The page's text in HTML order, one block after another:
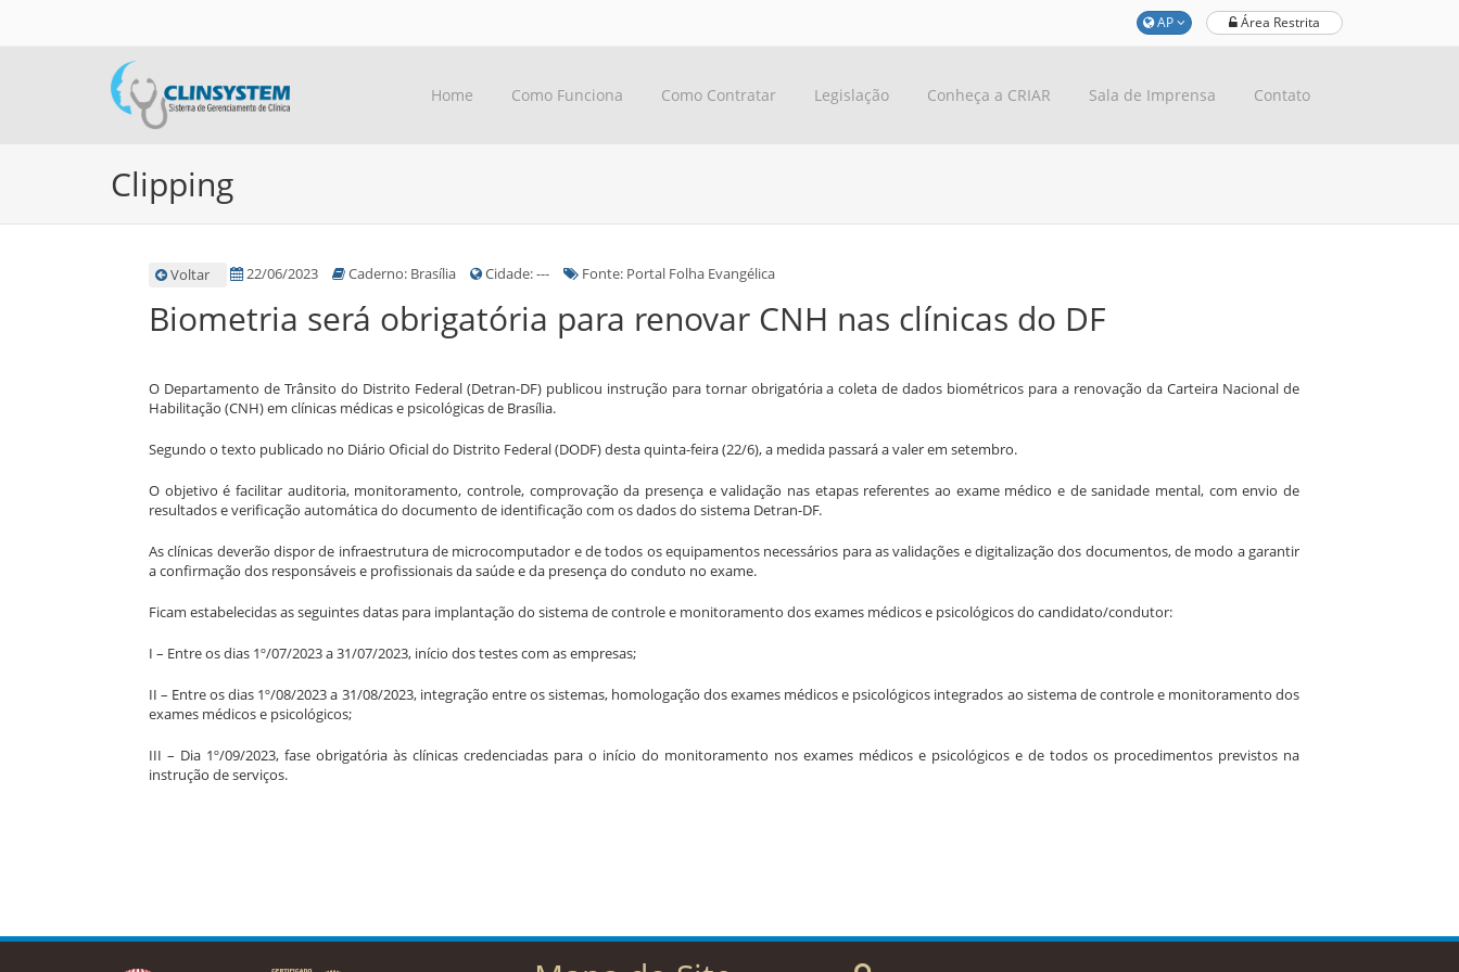
AP Área Restrita
Home Como Funciona Como Contratar Legislação Conheça a CRIAR Sala de Imprensa Contato
Clipping
Voltar 22/06/2023 Caderno: Brasília Cidade: --- Fonte: Portal Folha Evangélica
Biometria será obrigatória para renovar CNH nas clínicas do DF
O Departamento de Trânsito do Distrito Federal (Detran-DF) publicou instrução para tornar obrigatória a coleta de dados biométricos para a renovação da Carteira Nacional de
Habilitação (CNH) em clínicas médicas e psicológicas de Brasília.
Segundo o texto publicado no Diário Oficial do Distrito Federal (DODF) desta quinta-feira (22/6), a medida passará a valer em setembro.
O objetivo é facilitar auditoria, monitoramento, controle, comprovação da presença e validação nas etapas referentes ao exame médico e de sanidade mental, com envio de
resultados e verificação automática do documento de identificação com os dados do sistema Detran-DF.
As clínicas deverão dispor de infraestrutura de microcomputador e de todos os equipamentos necessários para as validações e digitalização dos documentos, de modo a garantir
a confirmação dos responsáveis e profissionais da saúde e da presença do conduto no exame.
Ficam estabelecidas as seguintes datas para implantação do sistema de controle e monitoramento dos exames médicos e psicológicos do candidato/condutor:
I – Entre os dias 1º/07/2023 a 31/07/2023, início dos testes com as empresas;
II – Entre os dias 1º/08/2023 a 31/08/2023, integração entre os sistemas, homologação dos exames médicos e psicológicos integrados ao sistema de controle e monitoramento dos
exames médicos e psicológicos;
III – Dia 1º/09/2023, fase obrigatória às clínicas credenciadas para o início do monitoramento nos exames médicos e psicológicos e de todos os procedimentos previstos na
instrução de serviços.